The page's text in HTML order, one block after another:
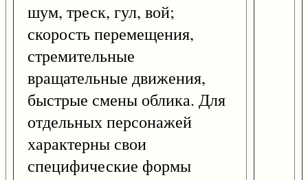
шум, треск, гул, вой;
скорость перемещения,
стремительные
вращательные движения,
быстрые смены облика. Для
отдельных персонажей
характерны свои
специфические формы